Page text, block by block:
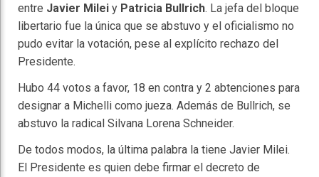
entre Javier Milei y Patricia Bullrich. La jefa del bloque
libertario fue la única que se abstuvo y el oficialismo no
pudo evitar la votación, pese al explícito rechazo del
Presidente.
Hubo 44 votos a favor, 18 en contra y 2 abtenciones para
designar a Michelli como jueza. Además de Bullrich, se
abstuvo la radical Silvana Lorena Schneider.
De todos modos, la última palabra la tiene Javier Milei.
El Presidente es quien debe firmar el decreto de